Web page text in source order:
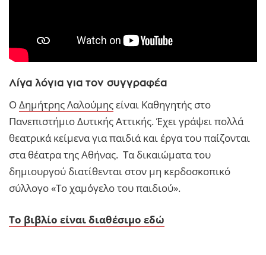
Λίγα λόγια για τον συγγραφέα
ΟΔημήτρης Λαλούμηςείναι Καθηγητής στο
Πανεπιστήμιο Δυτικής Αττικής. Έχει γράψει πολλά
θεατρικά κείμενα για παιδιά και έργα του παίζονται
στα θέατρα της Αθήνας. Τα δικαιώματα του
δημιουργού διατίθενται στον μη κερδοσκοπικό
σύλλογο «Το χαμόγελο του παιδιού».
Το βιβλίο είναι διαθέσιμο εδώ